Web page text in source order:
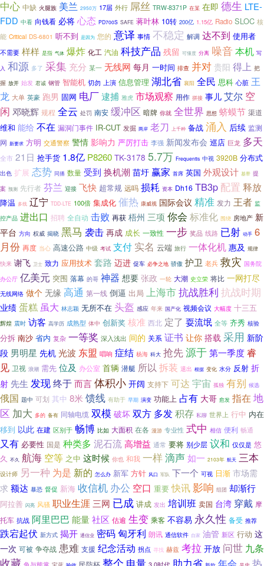
中心 中缺 火腿族 美兰 2950万 17届 外行 屌丝 TRW-8371P 在某 在即 德生 LTE-
FDD 中看 向钱看 必将 心态 PD700S SAFE 蒋叶林 10转 200亿 1.15亿 Radio SLOC 核
能 Critical DS-6801 听不到 是因为 您的 意译 事情 不稳定 解调 达不到 使用者
不需要 样样 是指 气体 爆炸 化工 汽油 科技产品 残留 可懂度 分离 噪音本机 写
入 和源 多了 采集 充分 某一 无线网 每月 一时间 排查 并对 贵阳 得上 把
握 放开 始发 君诚 钢管 智能机 切勿 上演 信息管理 湖北省 襄阳 全民 思科 心脏 王
龙 大单 英豪 跑男 固网 电厂逮捕 雅虎 市场观察 用作 拼接 事儿 艾尔 空
闲 邓晓辉 规程 全云 处罚 南安 缓冲区 暗牌 你就 全世界 思想 蛴蟆节 渠道
维和 能给 不在 漏洞门事件 IR-CUT 发掘 两岸 老刀 上千种 备战 涌入 后续 监测
网 新要求 方明 交通警察 警情 影响力 严厉打击 李强 新闻发布会 巡店 巨龙 多天
全市 21日 抢手货 1.8亿 P8260 TK-3178 5.7万 Frequentis 中视 3920B 分布式
出色 扩展 态势 同播 数量 受到 换机潮 苗圩 赢家 首席 英国 外观设计 基带 提
案 预测 先行者 芬兰 迎接 飞快 超常规 远吗 损耗 资本 Dh16 TB3p 配置 释放
降温 多线 辽宁 TDD-LTE 100倍 集成化 催热 康威视 国际会议 精准 发力 王者 监
控产品 进出口 招聘 全自动 击败 再获 梧州 三项 你会 标准化 围绕 房地产 新
平台 方向 权威 揭晓 黑马 袭击 再成 成长 一致性 一步 奖品 线路 已射 动手 6
月份 再度 当心 高速公路 中级 考试 支付 实名 云端 旅行 一体化机 惠及 规律
快来 谢飞 卫士 致力 应用技术 套路 迈进 促车 必争之地 骄傲 护卫 老兵 救灾 国务院
办公厅 亿美元 突围 落幕 的哥 神器 想要 张政 一轮 大潮 史立荣 将比 一网打尽
无线网络 做个 无缘 高通 第一线 倒逼 出局 上海市抗战胜利 抗战时期
业绩 蛋糕 虽大 林志颖 无所不在 头盔 感应 年来 国产化 视频会议 大幅度 十三五
辉煌 震时 访客 高学历 成熟型 体中 创新奖 核准 西北 定了 耍流氓 全等 齐秀 核验
分拆 南沙 省内 复杂 一等奖 深入浅出 间的 关系 证书 让你 搭载 采用 新阶
段 男明星 先机 光波 东盟 唱响 症结 杨海 科大 抢先源于第一季度睿
见 卫视 浪潮 需先 位及 办公室 首辆 潜艇 所以 拆装 退出 根据 变化 水分 反射 折
射 先生 发现终于而言体积小 开阔 支持下 可达 宇宙 孤独 有别 候选
俄国 题中 可划 其中 8米 馈线 有助于 早期 演变 功能上 占有 大哥 愈发 指在 地
区 加大 多的 备有 同轴电缆 双模 破坏 双方 多发积存 私聊 世界上 行中 内在
移到 以此 在建 区别于 畅博 比如 大面积 在各 漫游 专业性 式中 相信 便利 畅通
又有 必要性 国是 种类多 泥石流高增益 通常 要将 别少层 议和 仅仅是 悠
久 不久 航海 空等 之中 这时候 你也 和我 一样滴声如一 2103年 航天 三本
设计师 另一种 为是 新的 怎么办 新军 方针 风口 军队 下一个 可视 日渐 市场需
求 额达 暴恐 督促 新海 收信机 办公 空口 重要 快讯影响 组团 却渐行
阿拉善 闪亮 风骚 职业生涯 三网 已成 讲成 发出 培训班 卖国 台湾 穿戴 摩
托车 抗战 阿里巴巴 能量社区 估逾 生变 乘客 不容易 永久性 备受 推荐
跌宕起伏 新方式 揭开 通信业 密码匈牙利 朗讯 通信软件 自家 油管 新区 行动 这
一次 可被 争夺战 患难 支援 纪念活动 拐点 寻找 赫兹 考拉 开放 问世 九条
收藏 整个 电量 助力省 年会
热